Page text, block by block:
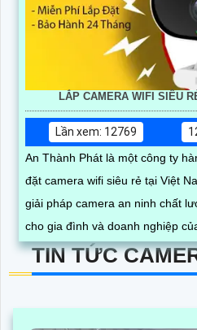
LẮP CAMERA WIFI SIÊU
Lần xem: 12769
An Thành Phát là một công ty
đặt camera wifi siêu rẻ tại Việt Nam. Chúng tôi cung
giải pháp camera an ninh chất
cho gia đình và doanh nghiệp
TIN TỨC